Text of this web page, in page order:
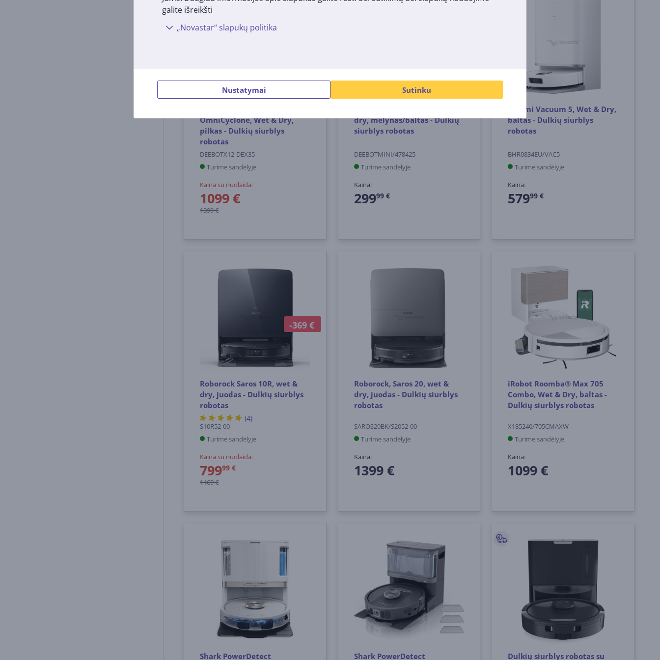
galite išreikšti
„Novastar“ slapukų politika
Nustatymai Sutinku
OmniCyclone, Wet & Dry,
pilkas - Dulkių siurblys
robotas
DEEBOTX12-DEX35
Turime sandėlyje
Kaina su nuolaida:
1099 €
1399 €
dry, mėlynas/baltas - Dulkių
siurblys robotas
DEEBOTMINI/478425
Turime sandėlyje
Kaina:
29999 €
Xiaomi Vacuum 5, Wet & Dry,
baltas - Dulkių siurblys
robotas
BHR0834EU/VAC5
Turime sandėlyje
Kaina:
57999 €
-369 €
Roborock Saros 10R, wet &
dry, juodas - Dulkių siurblys
robotas
(4)
S10R52-00
Turime sandėlyje
Kaina su nuolaida:
79999 €
1169 €
Roborock, Saros 20, wet &
dry, juodas - Dulkių siurblys
robotas
SAROS20BK/S2052-00
Turime sandėlyje
Kaina:
1399 €
iRobot Roomba® Max 705
Combo, Wet & Dry, baltas -
Dulkių siurblys robotas
X185240/705CMAXW
Turime sandėlyje
Kaina:
1099 €
Shark PowerDetect Shark PowerDetect Dulkių siurblys robotas su